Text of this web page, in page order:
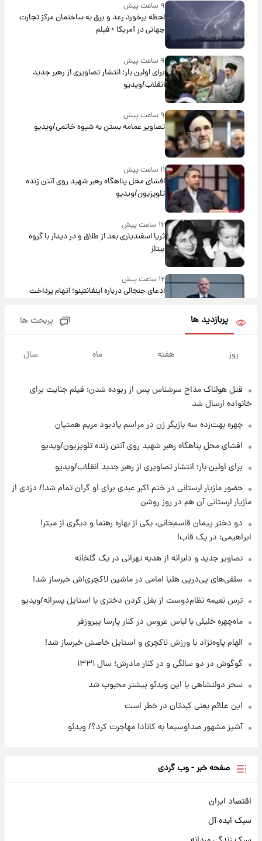
۹ ساعت پیش
لحظه برخورد رعد و برق به ساختمان مرکز تجارت
جهانی در آمریکا + فیلم
۹ ساعت پیش
برای اولین بار؛ انتشار تصاویری از رهبر جدید
انقلاب/ویدیو
۹ ساعت پیش
تصاویر عمامه بستن به شیوه خاتمی/ویدیو
۱۱ ساعت پیش
افشای محل پناهگاه‌ رهبر شهید روی آنتن زنده
تلویزیون/ویدیو
۱۲ ساعت پیش
ثریا اسفندیاری بعد از طلاق و در دیدار با گروه
بیتلز
۱۲ ساعت پیش
ادعای جنجالی درباره اینفانتینو؛ اتهام پرداخت
آلزایمر و زوال عقل افزایش می‌یابد؟
۱۲ ساعت پیش
۱۳ ساعت پیش
مرداد ۱۴۰۵ +جدول
۱۳ ساعت پیش
با قدرتمندترین و بادوام ترین تانک جهان آشنا
شوید+ فیلم
۱۴ ساعت پیش
+جدول
۱۴ ساعت پیش
قیمت محصولات ایران‌خودرو و سایپا امروز شنبه
پربازدید ها پربحث ها
روز هفته ماه سال
قتل هولناک مداح سرشناس پس از ربوده شدن؛ فیلم جنایت برای
خانواده ارسال شد
چهره بهت‌زده سه بازیگر زن در مراسم یادبود مریم همتیان
افشای محل پناهگاه‌ رهبر شهید روی آنتن زنده تلویزیون/ویدیو
برای اولین بار؛ انتشار تصاویری از رهبر جدید انقلاب/ویدیو
حضور مازیار لرستانی در ختم اکبر عبدی برای او گران تمام شد!/ دزدی از
مازیار لرستانی آن هم در روز روشن
دو دختر پیمان قاسم‌خانی، یکی از بهاره رهنما و دیگری از میترا
ابراهیمی؛ در یک قاب!
تصاویر جدید و دلبرانه از هدیه تهرانی در یک گلخانه
سلفی‌های پی‌درپی هلیا امامی در ماشین لاکچری‌اش خبرساز شد!
ترس نعیمه نظام‌دوست از بغل کردن دختری با استایل پسرانه/ویدیو
ماه‌چهره خلیلی با لباس عروس در کنار پارسا پیروزفر
الهام پاوه‌نژاد با ورزش لاکچری و استایل خاصش خبرساز شد!
گوگوش در دو سالگی و در کنار مادرش؛ سال ۱۳۳۱
سحر دولتشاهی با این ویدئو بیشتر محبوب شد
این علائم یعنی کبدتان در خطر است
آشپز مشهور صداوسیما به کانادا مهاجرت کرد؟/ ویدئو
صفحه خبر - وب گردی
اقتصاد ایران
سبک ایده آل